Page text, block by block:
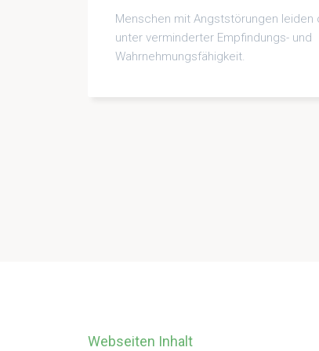
Menschen mit Angststörungen leiden
unter verminderter Empfindungs- und
Wahrnehmungsfähigkeit.
Webseiten Inhalt